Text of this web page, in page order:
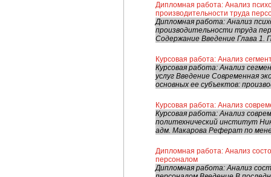
Дипломная работа: Анализ
производительности труда
Дипломная работа: Анализ
производительности труда
Содержание Введение Глава 1.
Курсовая работа: Анализ
Курсовая работа: Анализ
услуг Введение Современная
основных ее субъектов:
Курсовая работа: Анализ
Курсовая работа: Анализ
политехнический институт
адм. Макарова Реферат по
Дипломная работа: Анализ
персоналом
Дипломная работа: Анализ